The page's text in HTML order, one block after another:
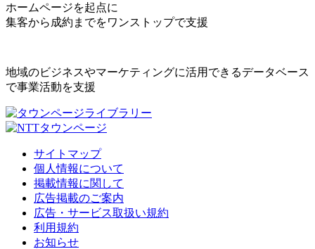
ホームページを起点に
集客から成約までをワンストップで支援
地域のビジネスやマーケティングに活用できるデータベース
で事業活動を支援
サイトマップ
個人情報について
掲載情報に関して
広告掲載のご案内
広告・サービス取扱い規約
利用規約
お知らせ